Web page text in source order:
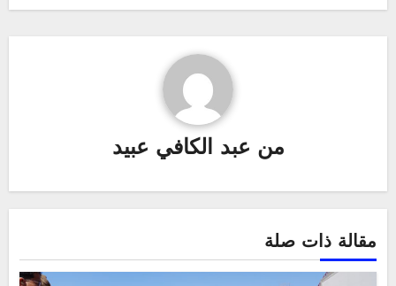
من عبد الكافي عبيد
مقالة ذات صلة